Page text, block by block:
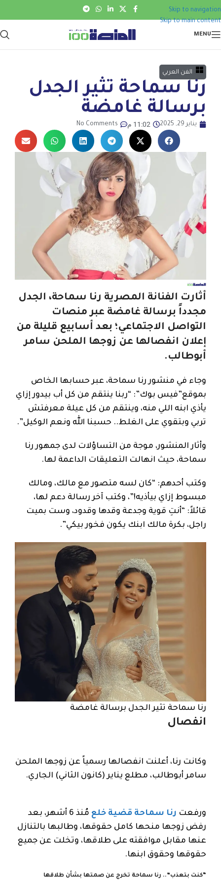
Skip to navigation
Skip to main content
MENU
الفن العربي
رنا سماحة تثير الجدل
برسالة غامضة
يناير 29, 2025 11:02 م No Comments
أثارت الفنانة المصرية رنا سماحة، الجدل
مجدداً برسالة غامضة عبر منصات
التواصل الاجتماعي؛ بعد أسابيع قليلة من
إعلان انفصالها عن زوجها الملحن سامر
أبوطالب.
وجاء في منشور رنا سماحة، عبر حسابها الخاص
بموقع”فيس بوك”: “ربنا ينتقم من كل أب بيدور إزاي
يأذي ابنه اللي منه، وينتقم من كل عيلة معرفتش
تربي وبتقوي على الغلط.. حسبنا الله ونعم الوكيل”.
وأثار المنشور، موجة من التساؤلات لدى جمهور رنا
سماحة، حيث انهالت التعليقات الداعمة لها.
وكتب أحدهم: “كان لسه متصور مع مالك، ومالك
مبسوط إزاي بيأذيه!”، وكتب آخر رسالة دعم لها،
قائلاً: “أنتِ قوية وجدعة وقدها وقدود، وست بميت
راجل، بكرة مالك ابنك يكون فخور بيكي”.
رنا سماحة تثير الجدل برسالة غامضة
انفصال
وكانت رنا، أعلنت انفصالها رسمياً عن زوجها الملحن
سامر أبوطالب، مطلع يناير (كانون الثاني) الجاري.
ورفعت رنا سماحة قضية خلع
مُنذ 6 أشهر، بعد
رفض زوجها منحها كامل حقوقها، وطالبها بالتنازل
عنها مقابل موافقته على طلاقها، وتخلت عن جميع
حقوقها وحقوق ابنها.
“كنت بتعذب”.. رنا سماحة تخرج عن صمتها بشأن طلاقها